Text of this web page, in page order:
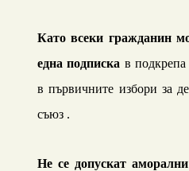
Като всеки гражданин
една подписка в подкрепа
в първичните избори за
съюз .
Не се допускат